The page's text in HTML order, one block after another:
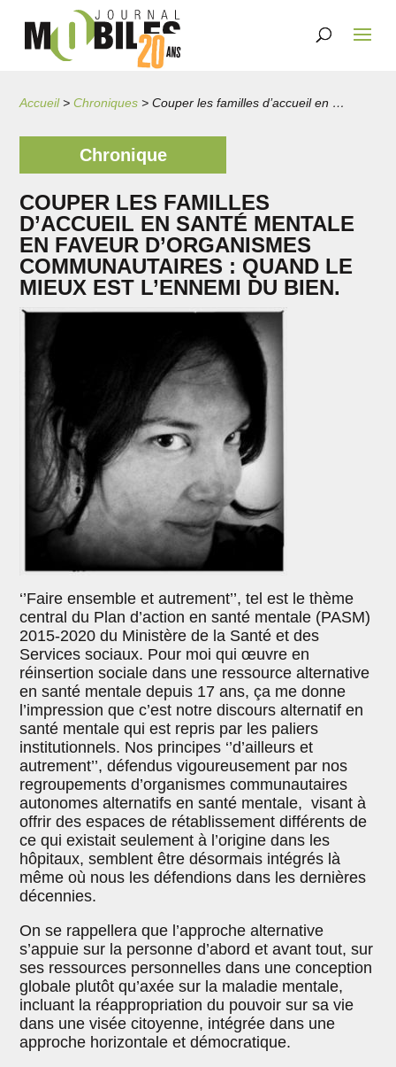
Accueil>Chroniques > Couper les familles d’accueil en santé mentale en faveur d’organismes communautaires : Quand le mieux est l’ennemi du bien.
Chronique
COUPER LES FAMILLES
D’ACCUEIL EN SANTÉ MENTALE
EN FAVEUR D’ORGANISMES
COMMUNAUTAIRES : QUAND LE
MIEUX EST L’ENNEMI DU BIEN.
‘’Faire ensemble et autrement’’, tel est le thème
central du Plan d’action en santé mentale (PASM)
2015-2020 du Ministère de la Santé et des
Services sociaux. Pour moi qui œuvre en
réinsertion sociale dans une ressource alternative
en santé mentale depuis 17 ans, ça me donne
l’impression que c’est notre discours alternatif en
santé mentale qui est repris par les paliers
institutionnels. Nos principes ‘’d’ailleurs et
autrement’’, défendus vigoureusement par nos
regroupements d’organismes communautaires
autonomes alternatifs en santé mentale, visant à
offrir des espaces de rétablissement différents de
ce qui existait seulement à l’origine dans les
hôpitaux, semblent être désormais intégrés là
même où nous les défendions dans les dernières
décennies.
On se rappellera que l’approche alternative
s’appuie sur la personne d’abord et avant tout, sur
ses ressources personnelles dans une conception
globale plutôt qu’axée sur la maladie mentale,
incluant la réappropriation du pouvoir sur sa vie
dans une visée citoyenne, intégrée dans une
approche horizontale et démocratique.